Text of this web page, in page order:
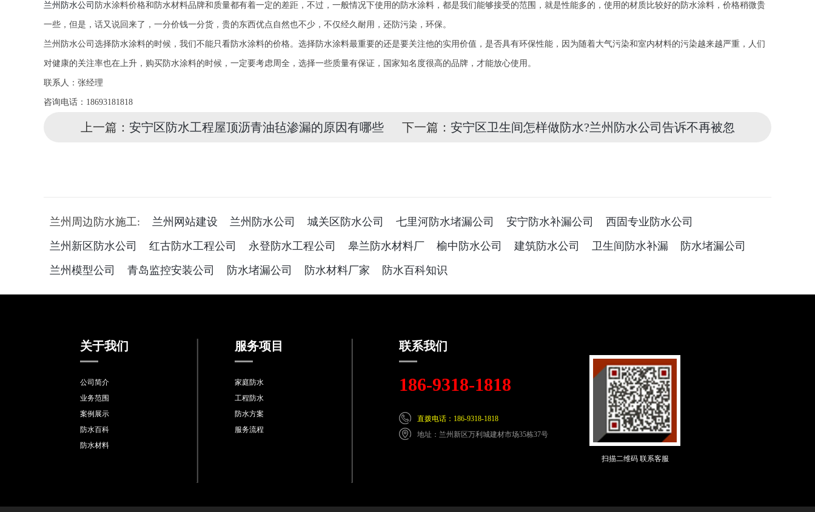
兰州防水公司 防水涂料价格和防水材料品牌和质量都有着一定的差距，不过，一般情况下使用的防水涂料，都是我们能够接受的范围，就是性能多的，使用的材质比较好的防水涂料，价格稍微贵
一些，但是，话又说回来了，一分价钱一分货，贵的东西优点自然也不少，不仅经久耐用，还防污染，环保。
兰州防水公司选择防水涂料的时候，我们不能只看防水涂料的价格。选择防水涂料最重要的还是要关注他的实用价值，是否具有环保性能，因为随着大气污染和室内材料的污染越来越严重，人们
对健康的关注率也在上升，购买防水涂料的时候，一定要考虑周全，选择一些质量有保证，国家知名度很高的品牌，才能放心使用。
联系人：张经理
咨询电话：18693181818
上一篇： 安宁区防水工程屋顶沥青油毡渗漏的原因有哪些下一篇： 安宁区卫生间怎样做防水?兰州防水公司告诉不再被忽
兰州周边防水施工: 兰州网站建设 兰州防水公司 城关区防水公司 七里河防水堵漏公司 安宁防水补漏公司
西固专业防水公司
兰州新区防水公司
红古防水工程公司 永登防水工程公司 皋兰防水材料厂 榆中防水公司 建筑防水公司 卫生间防水补漏
防水堵漏公司
兰州模型公司
青岛监控安装公司 防水堵漏公司 防水材料厂家 防水百科知识
关于我们
公司简介
业务范围
案例展示
防水百科
防水材料
服务项目
家庭防水
工程防水
防水方案
服务流程
联系我们
186-9318-1818
直拨电话：186-9318-1818
地址：兰州新区万利城建材市场35栋37号
扫描二维码 联系客服